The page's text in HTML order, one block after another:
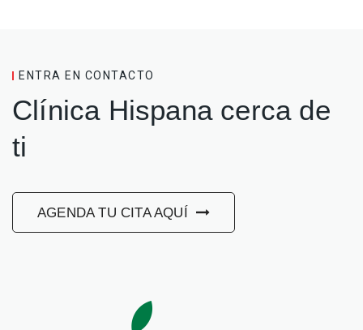
ENTRA EN CONTACTO
Clínica Hispana cerca de
ti
AGENDA TU CITA AQUÍ